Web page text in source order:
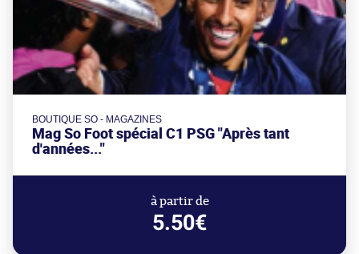
BOUTIQUE SO - MAGAZINES
Mag So Foot spécial C1 PSG "Après tant
d'années..."
à partir de
5.50€